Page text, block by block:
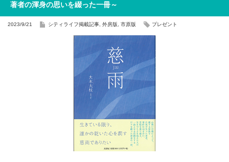
著者の渾身の思いを綴った一冊～
2023/9/21 シティライフ掲載記事 外房版 市原版 プレゼント